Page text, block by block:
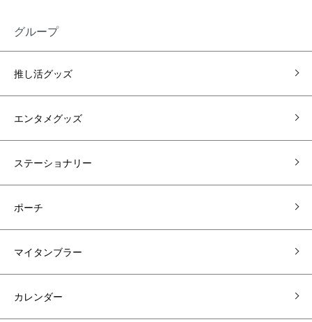
グループ
推し活グッズ
エンタメグッズ
ステーショナリー
ポーチ
マイタンブラー
カレンダー